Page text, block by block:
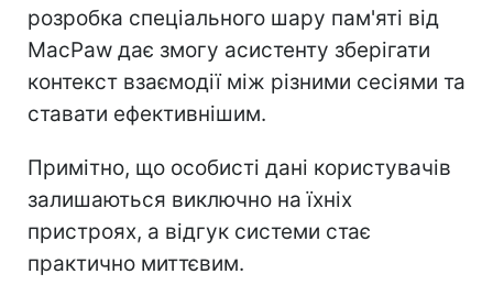
розробка спеціального шару пам'яті від
MacPaw дає змогу асистенту зберігати
контекст взаємодії між різними сесіями та
ставати ефективнішим.
Примітно, що особисті дані користувачів
залишаються виключно на їхніх
пристроях, а відгук системи стає
практично миттєвим.